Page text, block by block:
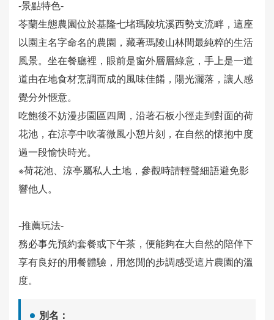
旅
遊
相
關
影
回
首
頁
網
站
導
覽
English
-景點特色-
苓蘭生態農園位於基隆七堵瑪陵坑溪西勢支流畔，這座
以園主名字命名的農園，藏著瑪陵山林間最純粹的生活
風景。坐在餐廳裡，眼前是窗外層層綠意，手上是一道
道由在地食材烹調而成的風味佳餚，陽光灑落，讓人感
覺分外愜意。
吃飽後不妨漫步園區四周，沿著石板小徑走到對面的荷
花池，在涼亭中吹著微風小憩片刻，在自然的懷抱中度
過一段愉快時光。
※荷花池、涼亭屬私人土地，參觀時請輕聲細語避免影
響他人。
-推薦玩法-
務必事先預約套餐或下午茶，便能夠在大自然的陪伴下
享有良好的用餐體驗，用悠閒的步調感受這片農園的溫
度。
別名：